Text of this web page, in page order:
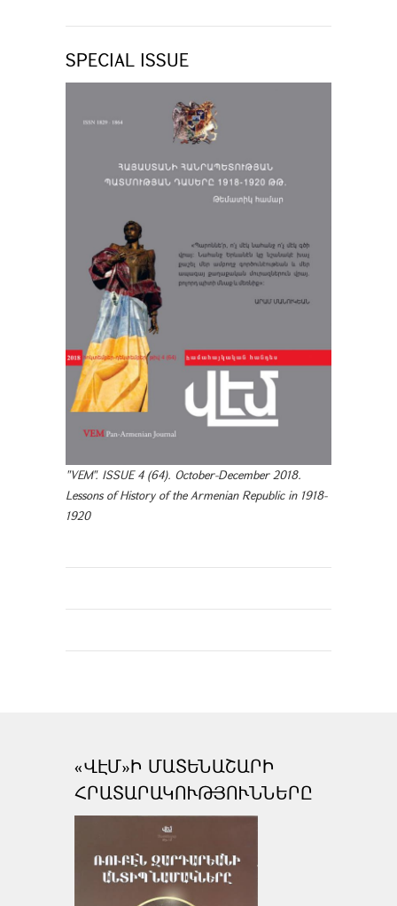
SPECIAL ISSUE
"VEM". ISSUE 4 (64). October-December 2018.
Lessons of History of the Armenian Republic in 1918-
1920
«ՎԷՄ»Ի ՄԱՏԵՆԱՇԱՐԻ
ՀՐԱՏԱՐԱԿՈՒԹՅՈՒՆՆԵՐԸ